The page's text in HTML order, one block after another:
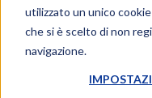
utilizzato un unico
che si è scelto di non
navigazione.